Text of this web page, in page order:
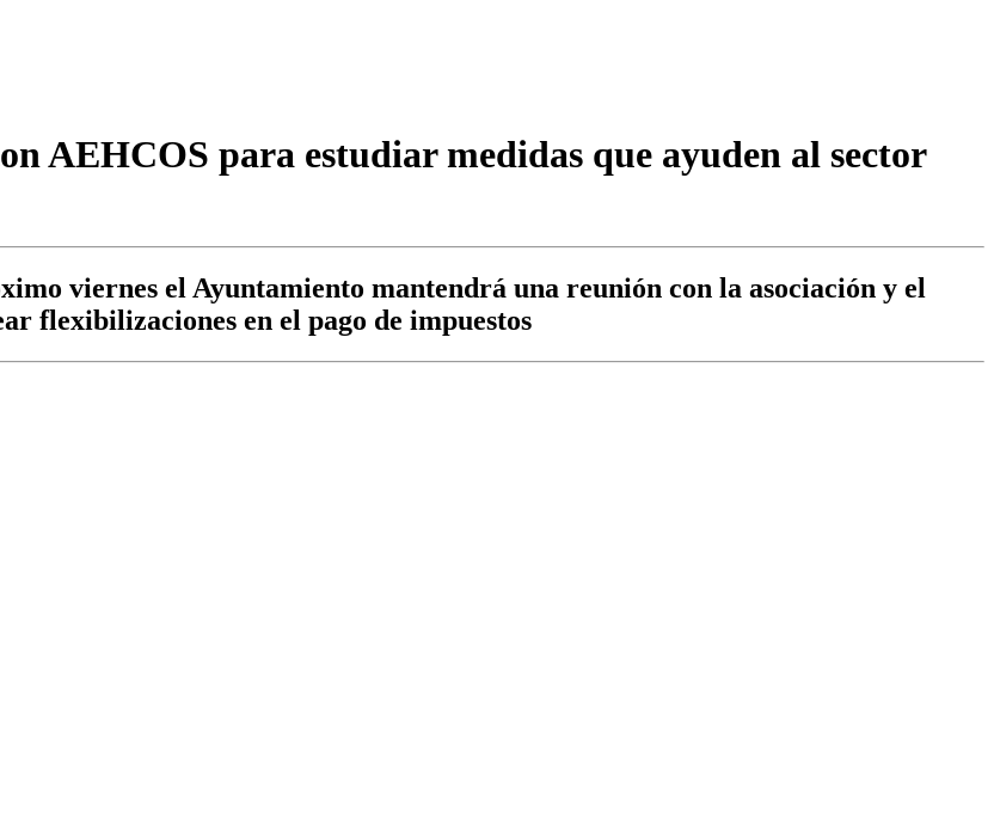
AEHCOS para estudiar medidas que ayuden al sector
viernes el Ayuntamiento mantendrá una reunión con la asociación y el
flexibilizaciones en el pago de impuestos